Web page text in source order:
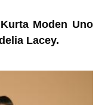
Kurta Moden Uno
Lacey.